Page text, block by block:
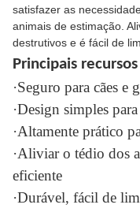
satisfazer as
animais de estimação.
destrutivos e é fácil de
Principais recursos
·Seguro para cães e
·Design simples
·Altamente prático
·Aliviar o tédio dos
eficiente
·Durável, fácil de